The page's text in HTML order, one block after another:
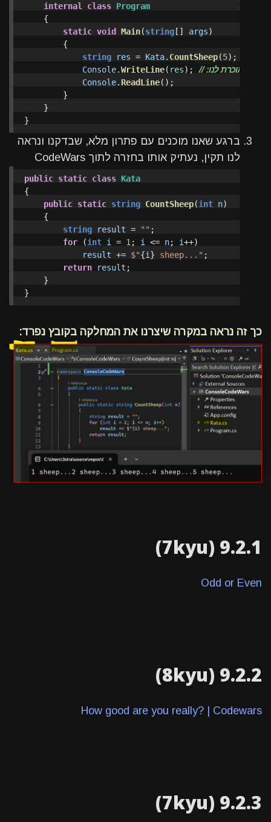
internal
class Program
{
static void Main(string[] args)
{
string
res = Kata. CountSheep(5);
Console.WriteLine( res);
כאן, המוכרת לנו
Console. ReadLine();
}
}
}
ברגע שאנו מוכנים עם פתרון מלא, שבדקנו ונראה
לנו תקין, נעתיק אותו בחזרה לתוך CodeWars
public static class Kata
{
public static string CountSheep(int n)
{
string
result = "" ;
for
(int i = 1 ; i <= n; i++)
result += $"{i } sheep..." ;
return
result ;
}
}
כך זה נראה במקרה שיצרנו את המחלקה בקובץ נפרד:
9.2.1 (7kyu)
Odd or Even
9.2.2 (8kyu)
How good are you really? | Codewars
9.2.3 (7kyu)